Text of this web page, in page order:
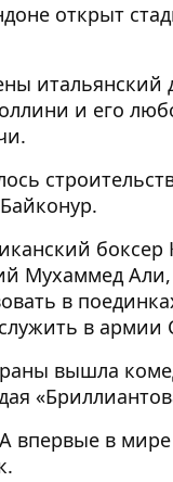
открыт
итальянский
и его
боксер
Мухаммед
в
в
вышла
в мире